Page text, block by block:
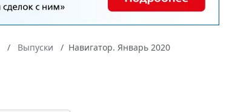
Выпуски Навигатор. Январь 2020